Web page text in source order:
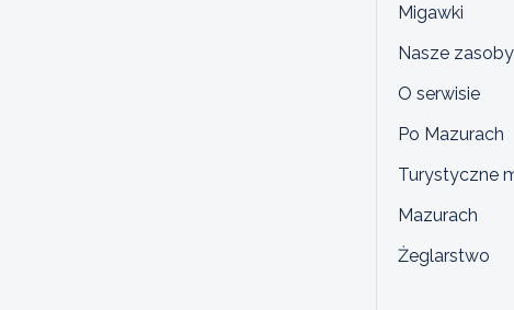
Migawki
Nasze zasoby
O serwisie
Po Mazurach
Turystyczne
Mazurach
Żeglarstwo